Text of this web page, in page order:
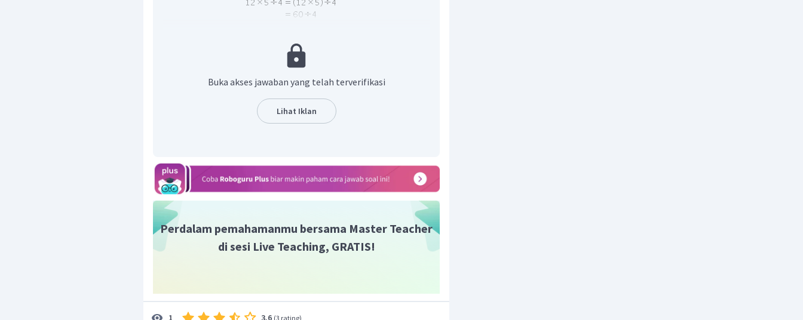
Buka akses jawaban yang telah terverifikasi
Lihat Iklan
Perdalam pemahamanmu bersama Master Teacher
di sesi Live Teaching, GRATIS!
1 3.6 (3 rating)